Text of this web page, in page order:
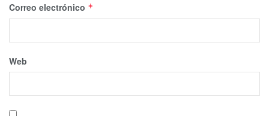
Correo electrónico *
Web